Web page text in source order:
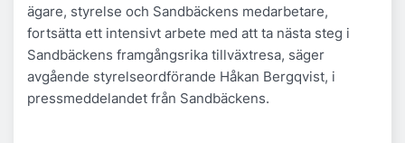
ägare, styrelse och Sandbäckens medarbetare,
fortsätta ett intensivt arbete med att ta nästa steg i
Sandbäckens framgångsrika tillväxtresa, säger
avgående styrelseordförande Håkan Bergqvist, i
pressmeddelandet från Sandbäckens.